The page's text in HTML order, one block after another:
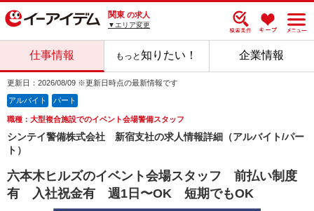
関東 の求人
▼エリア変更
仕事情報 もっと知りたい！ 企業情報
更新日：2026/08/09 ※更新日時点の最新情報です
アルバイト パート
職種：大型複合施設でのイベント会場警備スタッフ
シンテイ警備株式会社 新宿支社の求人情報詳細（アルバイト/パー
ト）
六本木ヒルズのイベント会場スタッフ 前払い制度
有 入社祝金有 週1日〜OK 短期でもOK